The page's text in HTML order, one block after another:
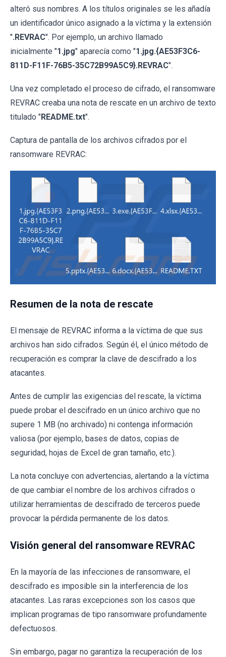
alteró sus nombres. A los títulos originales se les añadía
un identificador único asignado a la víctima y la extensión
".REVRAC". Por ejemplo, un archivo llamado
inicialmente "1.jpg" aparecía como "1.jpg.{AE53F3C6-
811D-F11F-76B5-35C72B99A5C9}.REVRAC".
Una vez completado el proceso de cifrado, el ransomware
REVRAC creaba una nota de rescate en un archivo de texto
titulado "README.txt".
Captura de pantalla de los archivos cifrados por el
ransomware REVRAC:
Resumen de la nota de rescate
El mensaje de REVRAC informa a la víctima de que sus
archivos han sido cifrados. Según él, el único método de
recuperación es comprar la clave de descifrado a los
atacantes.
Antes de cumplir las exigencias del rescate, la víctima
puede probar el descifrado en un único archivo que no
supere 1 MB (no archivado) ni contenga información
valiosa (por ejemplo, bases de datos, copias de
seguridad, hojas de Excel de gran tamaño, etc.).
La nota concluye con advertencias, alertando a la víctima
de que cambiar el nombre de los archivos cifrados o
utilizar herramientas de descifrado de terceros puede
provocar la pérdida permanente de los datos.
Visión general del ransomware REVRAC
En la mayoría de las infecciones de ransomware, el
descifrado es imposible sin la interferencia de los
atacantes. Las raras excepciones son los casos que
implican programas de tipo ransomware profundamente
defectuosos.
Sin embargo, pagar no garantiza la recuperación de los